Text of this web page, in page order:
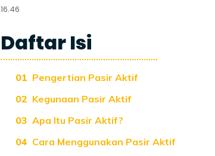
16.46
Daftar Isi
Pengertian Pasir Aktif
Kegunaan Pasir Aktif
Apa Itu Pasir Aktif?
Cara Menggunakan Pasir Aktif